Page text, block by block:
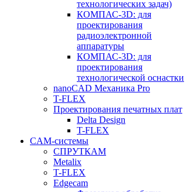
технологических задач)
КОМПАС-3D: для
проектирования
радиоэлектронной
аппаратуры
КОМПАС-3D: для
проектирования
технологической оснастки
nanoCAD Механика Pro
T-FLEX
Проектирования печатных плат
Delta Design
T-FLEX
CAM-системы
СПРУТКAM
Metalix
T-FLEX
Edgecam